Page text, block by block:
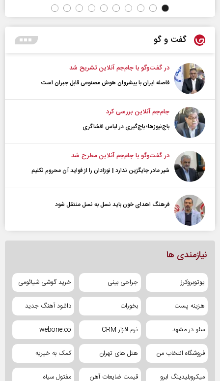
گفت و گو
در گفت‌و‌گو با جام‌جم آنلاین تشریح شد
فاصله ایران با پیشرو‌ان هوش مصنوعی قابل جبران است
جام‌جم آنلاین بررسی کرد
باج‌نیوزها؛ باج‌گیری در لباس افشاگری
در گفت‌و‌گو با جام‌جم آنلاین مطرح شد
شیر مادر جایگزین ندارد | نوزادان را از فواید آن محروم نکنیم
فرهنگ اهدای خون باید نسل به نسل منتقل شود
نیازمندی ها
یوتوبروکرز جراحی بینی خرید گوشی شیائومی
هزینه پست بخورات دانلود آهنگ جدید
سئو در مشهد نرم افزار CRM webone.co
فروشگاه انتخاب من هتل های تهران کمک به خیریه
میکروبلیدینگ ابرو قیمت ضایعات آهن مفتول سیاه